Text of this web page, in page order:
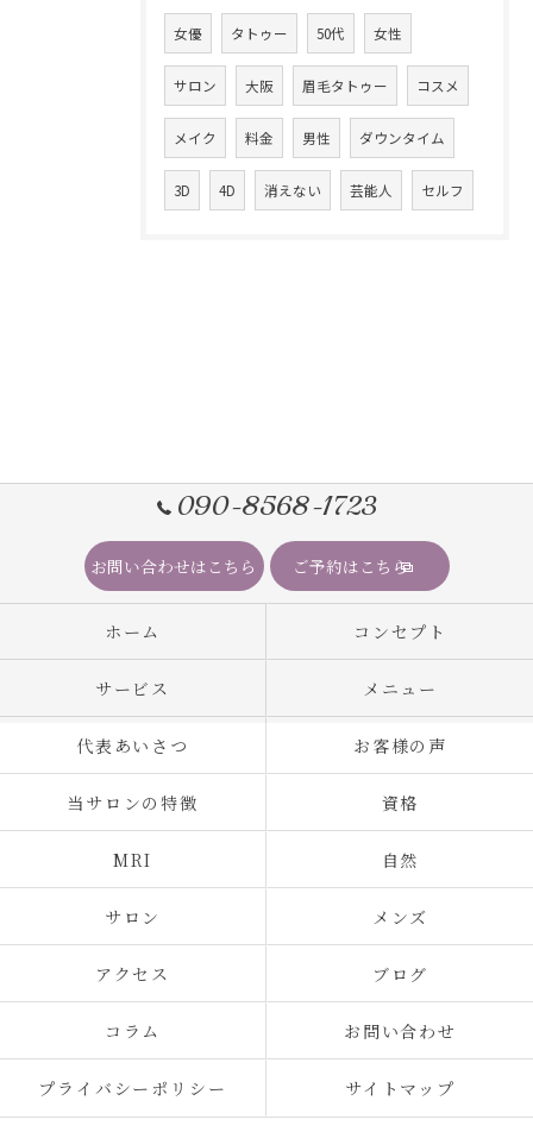
女優 タトゥー 50代 女性
サロン 大阪 眉毛タトゥー コスメ
メイク 料金 男性 ダウンタイム
3D 4D 消えない 芸能人 セルフ
090-8568-1723
お問い合わせはこちら ご予約はこちら
ホーム コンセプト
サービス メニュー
代表あいさつ お客様の声
当サロンの特徴 資格
MRI 自然
サロン メンズ
アクセス ブログ
コラム お問い合わせ
プライバシーポリシー サイトマップ